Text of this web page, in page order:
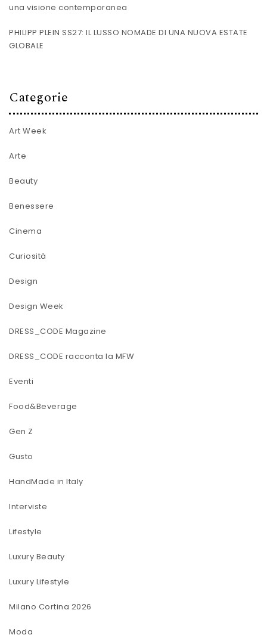
una visione contemporanea
PHILIPP PLEIN SS27: IL LUSSO NOMADE DI UNA NUOVA ESTATE
GLOBALE
Categorie
Art Week
Arte
Beauty
Benessere
Cinema
Curiosità
Design
Design Week
DRESS_CODE Magazine
DRESS_CODE racconta la MFW
Eventi
Food&Beverage
Gen Z
Gusto
HandMade in Italy
Interviste
Lifestyle
Luxury Beauty
Luxury Lifestyle
Milano Cortina 2026
Moda